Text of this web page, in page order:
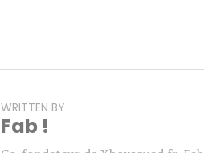
WRITTEN BY
Fab !